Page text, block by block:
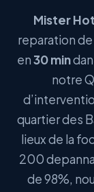
Mister
reparation
en30 min
notre
quartier des
lieux de la
200
de 98%,